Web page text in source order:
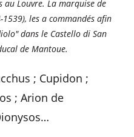
au Louvre. La marquise de
les a commandés afin
dans le Castello di San
de Mantoue.
; Cupidon ;
; Arion de